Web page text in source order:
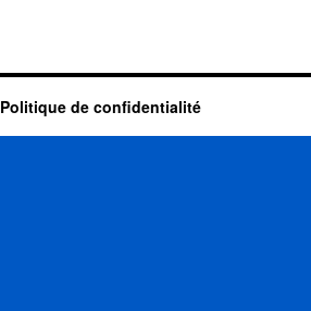
Politique de confidentialité